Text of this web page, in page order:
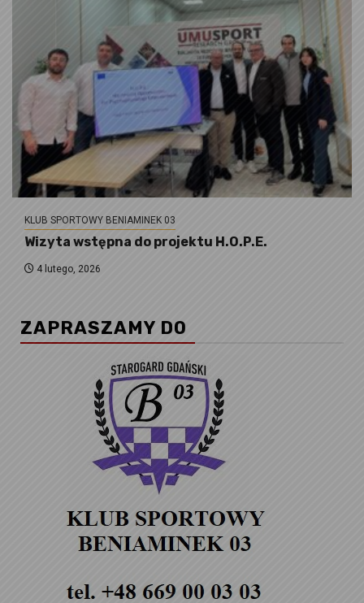
KLUB SPORTOWY BENIAMINEK 03
Wizyta wstępna do projektu H.O.P.E.
4 lutego, 2026
ZAPRASZAMY DO